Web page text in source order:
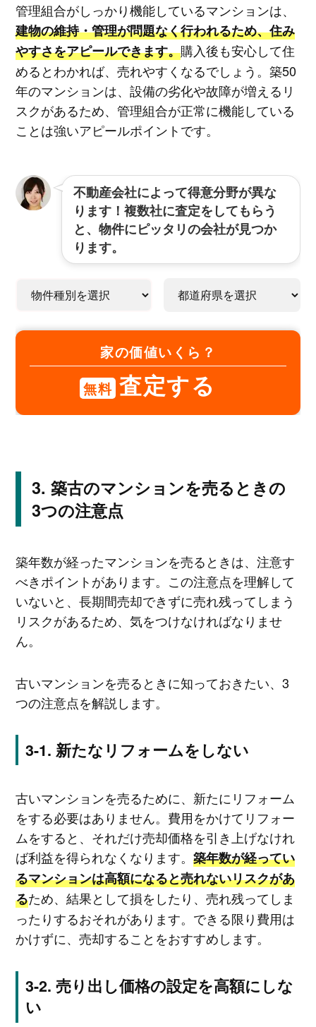
管理組合がしっかり機能しているマンションは、
建物の維持・管理が問題なく行われるため、住み
やすさをアピールできます。購入後も安心して住
めるとわかれば、売れやすくなるでしょう。築50
年のマンションは、設備の劣化や故障が増えるリ
スクがあるため、管理組合が正常に機能している
ことは強いアピールポイントです。
不動産会社によって得意分野が異な
ります！複数社に査定をしてもらう
と、物件にピッタリの会社が見つか
ります。
家の価値いくら？
無料 査定する
築古のマンションを売るときの
3つの注意点
築年数が経ったマンションを売るときは、注意す
べきポイントがあります。この注意点を理解して
いないと、長期間売却できずに売れ残ってしまう
リスクがあるため、気をつけなければなりませ
ん。
古いマンションを売るときに知っておきたい、3
つの注意点を解説します。
新たなリフォームをしない
古いマンションを売るために、新たにリフォーム
をする必要はありません。費用をかけてリフォー
ムをすると、それだけ売却価格を引き上げなけれ
ば利益を得られなくなります。 築年数が経ってい
るマンションは高額になると売れないリスクがあ
るため、結果として損をしたり、売れ残ってしま
ったりするおそれがあります。できる限り費用は
かけずに、売却することをおすすめします。
売り出し価格の設定を高額にしな
い